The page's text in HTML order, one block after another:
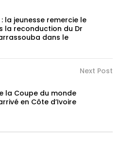
la jeunesse remercie le
la reconduction du Dr
dans le
Next Post
la Coupe du monde
en Côte d’Ivoire